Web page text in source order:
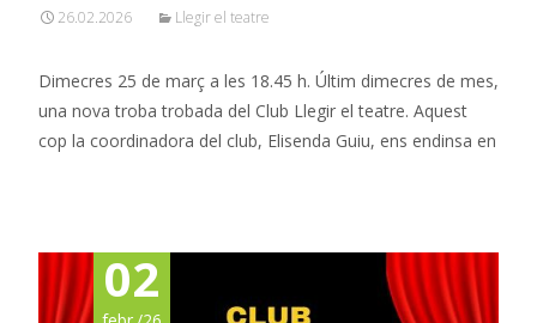
26.02.2026 Llegir el teatre
Dimecres 25 de març a les 18.45 h. Últim dimecres de mes,
una nova troba trobada del Club Llegir el teatre. Aquest
cop la coordinadora del club, Elisenda Guiu, ens endinsa en
02